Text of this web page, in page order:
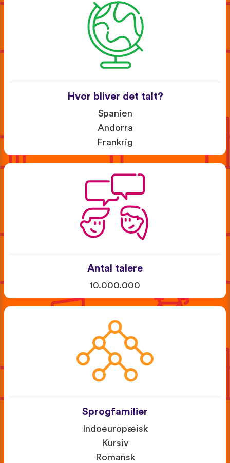
Hvor bliver det talt?
Spanien
Andorra
Frankrig
Antal talere
10.000.000
Sprogfamilier
Indoeuropæisk
Kursiv
Romansk